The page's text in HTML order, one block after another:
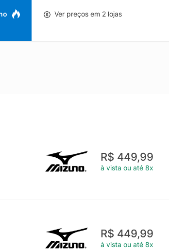
Ver preços em 2 lojas
R$ 449,99
à vista ou até 8x
R$ 449,99
à vista ou até 8x